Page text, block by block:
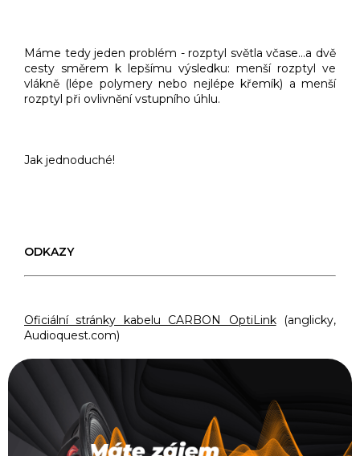
Máme tedy jeden problém - rozptyl světla včase…a dvě
cesty směrem k lepšímu výsledku: menší rozptyl ve
vlákně (lépe polymery nebo nejlépe křemík) a menší
rozptyl při ovlivnění vstupního úhlu.
Jak jednoduché!
ODKAZY
Oficiální stránky kabelu CARBON OptiLink(anglicky,
Audioquest.com)